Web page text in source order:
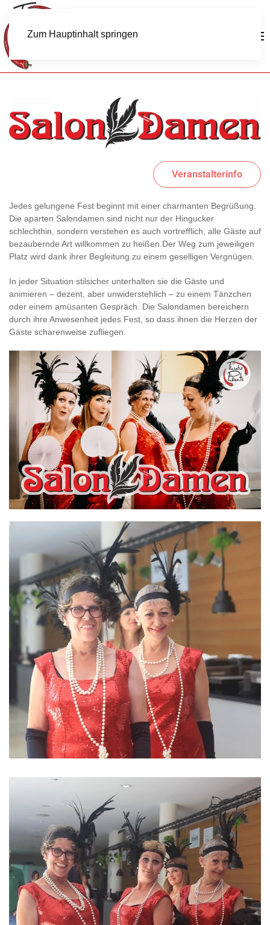
Zum Hauptinhalt springen
Veranstalterinfo
Jedes gelungene Fest beginnt mit einer charmanten Begrüßung.
Die aparten Salondamen sind nicht nur der Hingucker
schlechthin, sondern verstehen es auch vortrefflich, alle Gäste auf
bezaubernde Art willkommen zu heißen.Der Weg zum jeweiligen
Platz wird dank ihrer Begleitung zu einem geselligen Vergnügen.
In jeder Situation stilsicher unterhalten sie die Gäste und
animieren – dezent, aber unwiderstehlich – zu einem Tänzchen
oder einem amüsanten Gespräch. Die Salondamen bereichern
durch ihre Anwesenheit jedes Fest, so dass ihnen die Herzen der
Gäste scharenweise zufliegen.
ansehen
ansehen